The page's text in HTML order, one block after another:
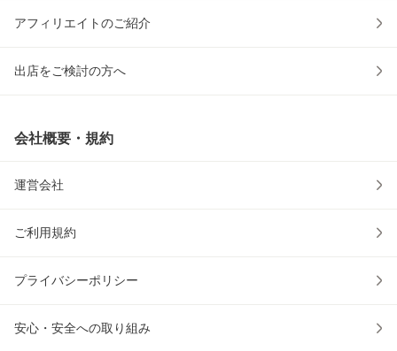
アフィリエイトのご紹介
出店をご検討の方へ
会社概要・規約
運営会社
ご利用規約
プライバシーポリシー
安心・安全への取り組み